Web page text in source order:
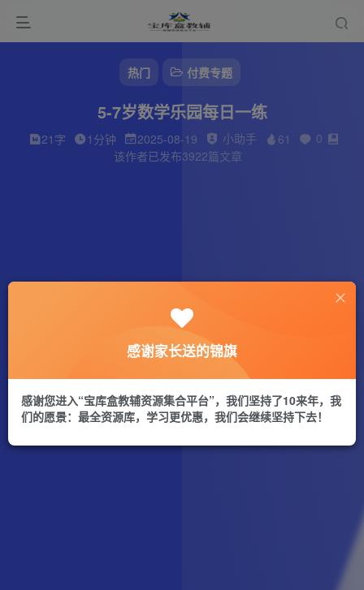
热门 付费专题
5-7岁数学乐园每日一练
21字 1分钟 2025-08-19 小助手 61
0
该作者已发布3922篇文章
感谢家长送的锦旗
感谢您进入“宝库盒教辅资源集合平台”，我们坚持了10来年，我
们的愿景：最全资源库，学习更优惠，我们会继续坚持下去！